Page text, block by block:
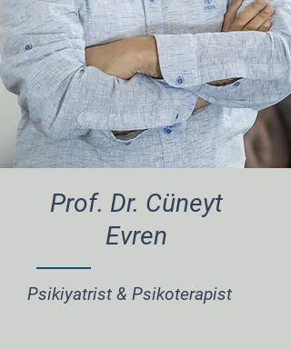
Prof. Dr. Cüneyt
Evren
Psikiyatrist & Psikoterapist